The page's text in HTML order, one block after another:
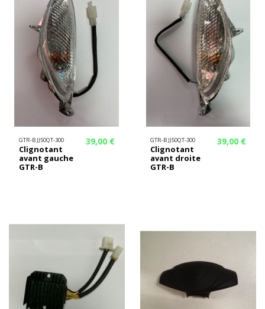
GTR-B JJ50QT-300
Clignotant
avant gauche
GTR-B
39,00 € GTR-B JJ50QT-300
Clignotant
avant droite
GTR-B
39,00 €